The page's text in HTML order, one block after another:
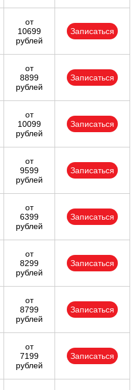
от
10699
рублей
Записаться
от
8899
рублей
Записаться
от
10099
рублей
Записаться
от
9599
рублей
Записаться
от
6399
рублей
Записаться
от
8299
рублей
Записаться
от
8799
рублей
Записаться
от
7199
рублей
Записаться